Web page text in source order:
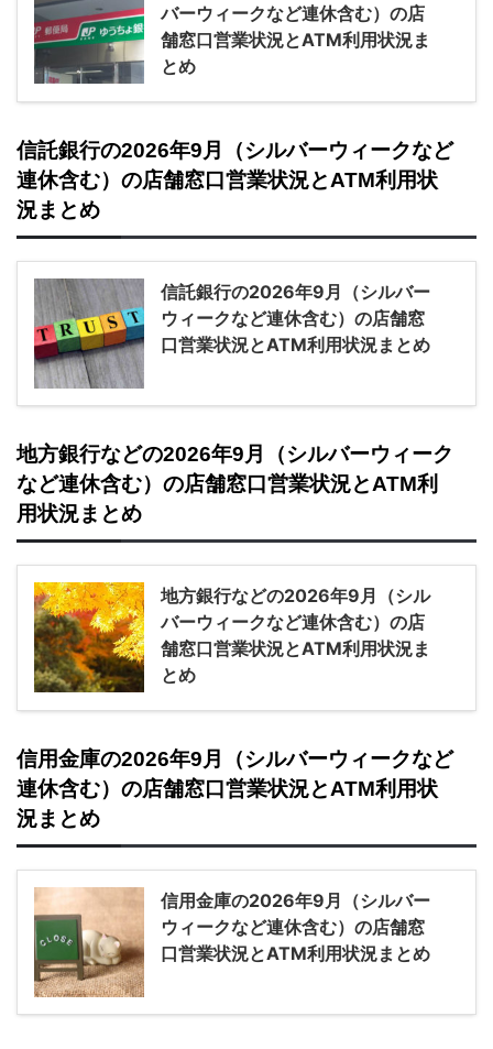
バーウィークなど連休含む）の店
舗窓口営業状況とATM利用状況ま
とめ
信託銀行の2026年9月（シルバーウィークなど
連休含む）の店舗窓口営業状況とATM利用状
況まとめ
信託銀行の2026年9月（シルバー
ウィークなど連休含む）の店舗窓
口営業状況とATM利用状況まとめ
地方銀行などの2026年9月（シルバーウィーク
など連休含む）の店舗窓口営業状況とATM利
用状況まとめ
地方銀行などの2026年9月（シル
バーウィークなど連休含む）の店
舗窓口営業状況とATM利用状況ま
とめ
信用金庫の2026年9月（シルバーウィークなど
連休含む）の店舗窓口営業状況とATM利用状
況まとめ
信用金庫の2026年9月（シルバー
ウィークなど連休含む）の店舗窓
口営業状況とATM利用状況まとめ